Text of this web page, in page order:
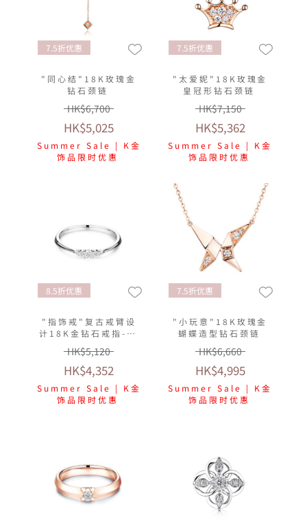
7.5折优惠
"同心结"18K玫瑰金
钻石颈链
HK$6,700
HK$5,025
Summer Sale | K金
饰品限时优惠
7.5折优惠
"太爱妮"18K玫瑰金
皇冠形钻石颈链
HK$7,150
HK$5,362
Summer Sale | K金
饰品限时优惠
8.5折优惠
"指饰戒"复古戒臂设
计18K金钻石戒指-多
色选择
HK$5,120
HK$4,352
Summer Sale | K金
饰品限时优惠
7.5折优惠
"小玩意"18K玫瑰金
蝴蝶造型钻石颈链
HK$6,660
HK$4,995
Summer Sale | K金
饰品限时优惠